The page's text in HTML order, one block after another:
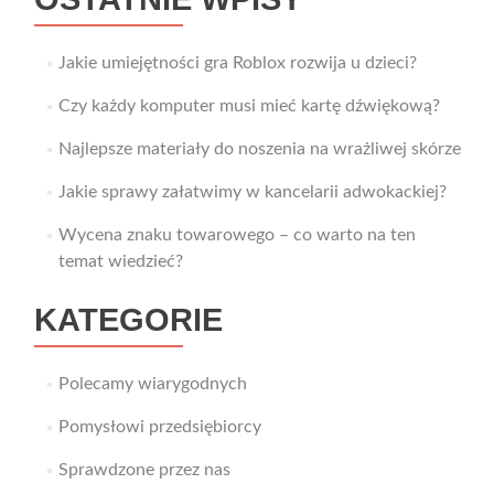
Jakie umiejętności gra Roblox rozwija u dzieci?
Czy każdy komputer musi mieć kartę dźwiękową?
Najlepsze materiały do noszenia na wrażliwej skórze
Jakie sprawy załatwimy w kancelarii adwokackiej?
Wycena znaku towarowego – co warto na ten
temat wiedzieć?
KATEGORIE
Polecamy wiarygodnych
Pomysłowi przedsiębiorcy
Sprawdzone przez nas